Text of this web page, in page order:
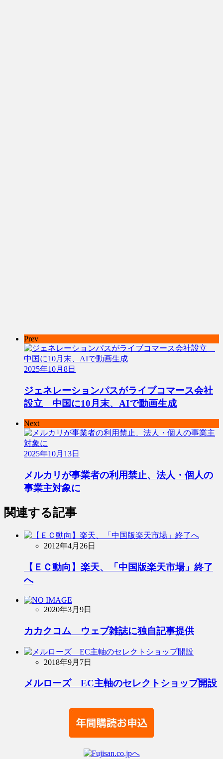
Prev
2025年10月8日
ジェネレーションパスがライブコマース会社
設立 中国に10月末、AIで動画生成
Next
2025年10月13日
メルカリが事業者の利用禁止、法人・個人の
事業主対象に
関連する記事
2012年4月26日
【ＥＣ動向】楽天、「中国版楽天市場」終了
へ
2020年3月9日
カカクコム ウェブ雑誌に独自記事提供
2018年9月7日
メルローズ EC主軸のセレクトショップ開設